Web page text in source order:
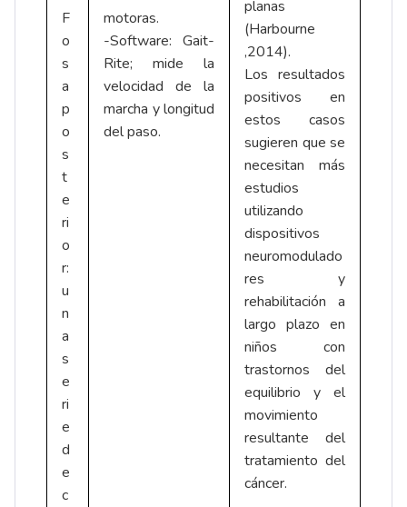
F
o
s
a
p
o
s
t
e
ri
o
r:
u
n
a
s
e
ri
e
d
e
c
motoras.
-Software: Gait-
Rite; mide la
velocidad de la
marcha y longitud
del paso.
planas
(Harbourne
,2014).
Los resultados
positivos en
estos casos
sugieren que se
necesitan más
estudios
utilizando
dispositivos
neuromodulado
res y
rehabilitación a
largo plazo en
niños con
trastornos del
equilibrio y el
movimiento
resultante del
tratamiento del
cáncer.